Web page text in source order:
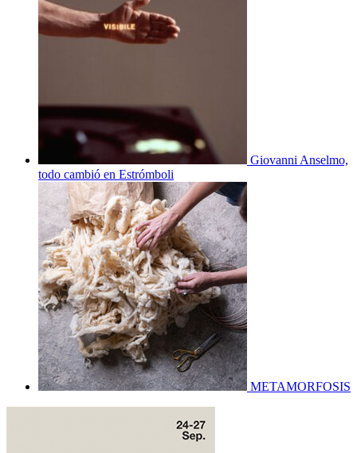
Giovanni Anselmo,
todo cambió en Estrómboli
METAMORFOSIS